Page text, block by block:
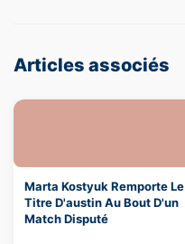
Articles associés
Marta Kostyuk Remporte Le
Titre D'austin Au Bout D'un
Match Disputé